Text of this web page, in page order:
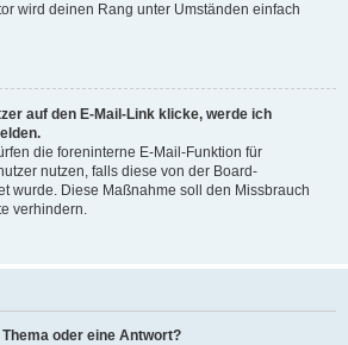
wird deinen Rang unter Umständen einfach
auf den E-Mail-Link klicke, werde ich
die foreninterne E-Mail-Funktion für
nutzen, falls diese von der Board-
wurde. Diese Maßnahme soll den Missbrauch
verhindern.
oder eine Antwort?